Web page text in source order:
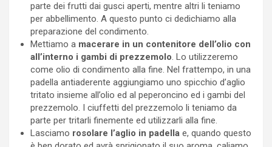
parte dei frutti dai gusci aperti, mentre altri li teniamo
per abbellimento. A questo punto ci dedichiamo alla
preparazione del condimento.
Mettiamo a macerare in un contenitore dell’olio con
all’interno i gambi di prezzemolo. Lo utilizzeremo
come olio di condimento alla fine. Nel frattempo, in una
padella antiaderente aggiungiamo uno spicchio d’aglio
tritato insieme all’olio ed al peperoncino ed i gambi del
prezzemolo. I ciuffetti del prezzemolo li teniamo da
parte per tritarli finemente ed utilizzarli alla fine.
Lasciamo rosolare l’aglio in padella e, quando questo